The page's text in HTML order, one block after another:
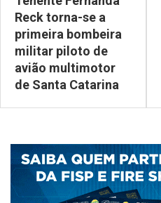
Reck torna-se a
primeira bombeira
militar piloto de
avião multimotor
de Santa Catarina